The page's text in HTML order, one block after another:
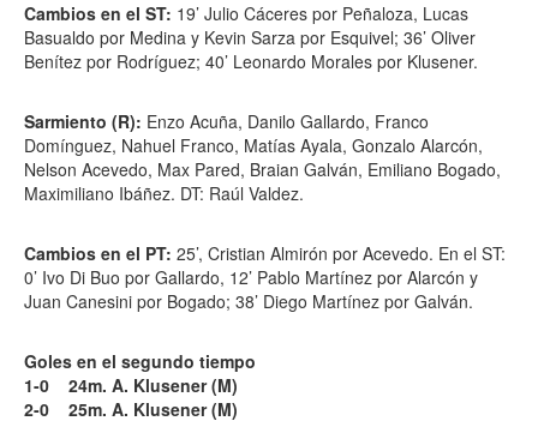
Cambios en el ST: 19’ Julio Cáceres por Peñaloza, Lucas
Basualdo por Medina y Kevin Sarza por Esquivel; 36’ Oliver
Benítez por Rodríguez; 40’ Leonardo Morales por Klusener.
Sarmiento (R): Enzo Acuña, Danilo Gallardo, Franco
Domínguez, Nahuel Franco, Matías Ayala, Gonzalo Alarcón,
Nelson Acevedo, Max Pared, Braian Galván, Emiliano Bogado,
Maximiliano Ibáñez. DT: Raúl Valdez.
Cambios en el PT: 25’, Cristian Almirón por Acevedo. En el ST:
0’ Ivo Di Buo por Gallardo, 12’ Pablo Martínez por Alarcón y
Juan Canesini por Bogado; 38’ Diego Martínez por Galván.
Goles en el segundo tiempo
1-0 24m. A. Klusener (M)
2-0 25m. A. Klusener (M)